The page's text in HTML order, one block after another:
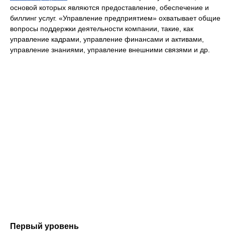
основой которых являются предоставление, обеспечение и
биллинг услуг. «Управление предприятием» охватывает общие
вопросы поддержки деятельности компании, такие, как
управление кадрами, управление финансами и активами,
управление знаниями, управление внешними связями и др.
Первый уровень